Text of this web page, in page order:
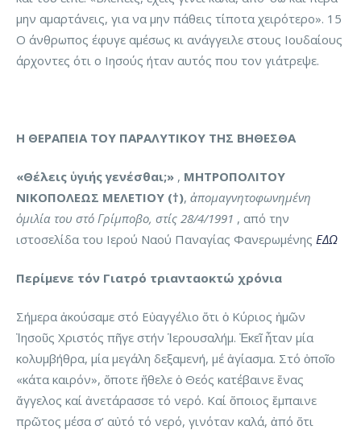
μην αμαρτάνεις, για να μην πάθεις τίποτα χειρότερο». 15
Ο άνθρωπος έφυγε αμέσως κι ανάγγειλε στους Ιουδαίους
άρχοντες ότι ο Ιησούς ήταν αυτός που τον γιάτρεψε.
Η ΘΕΡΑΠΕΙΑ ΤΟΥ ΠΑΡΑΛΥΤΙΚΟΥ ΤΗΣ ΒΗΘΕΣΘΑ
«Θέλεις ὑγιής γενέσθαι;» , ΜΗΤΡΟΠΟΛΙΤΟΥ
ΝΙΚΟΠΟΛΕΩΣ ΜΕΛΕΤΙΟΥ (†), ἀπομαγνητοφωνημένη
ὁμιλία του στό Γρίμποβο, στίς 28/4/1991 , από την
ιστοσελίδα του Ιερού Ναού Παναγίας Φανερωμένης ΕΔΩ
Περίμενε τόν Γιατρό τριανταοκτώ χρόνια
Σήμερα ἀκούσαμε στό Εὐαγγέλιο ὅτι ὁ Κύριος ἡμῶν
Ἰησοῦς Χριστός πῆγε στήν Ἱερουσαλήμ. Ἐκεῖ ἦταν μία
κολυμβήθρα, μία μεγάλη δεξαμενή, μέ ἁγίασμα. Στό ὁποῖο
«κάτα καιρόν», ὅποτε ἤθελε ὁ Θεός κατέβαινε ἕνας
ἄγγελος καί ἀνετάρασσε τό νερό. Καί ὅποιος ἔμπαινε
πρῶτος μέσα σ’ αὐτό τό νερό, γινόταν καλά, ἀπό ὅτι